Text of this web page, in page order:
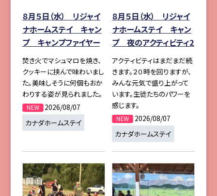
８月５日（水） リジャイ
ナホームステイ キャン
プ キャンプファイヤー
焚き火でマシュマロを焼き、
クッキーに挟んで味わいまし
た。美味しそうに何個もおか
わりする姿が見られました。
2026/08/07
カナダホームステイ
８月５日（水） リジャイ
ナホームステイ キャン
プ 夜のアクティビティ2
アクティビティはまだまだ続
きます。２０時を回りますが、
みんな元気で盛り上がって
います。生徒たちのパワーを
感じます。
2026/08/07
カナダホームステイ